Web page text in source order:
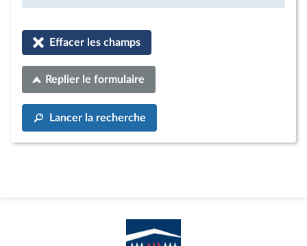
Effacer les champs
Replier le formulaire
Lancer la recherche